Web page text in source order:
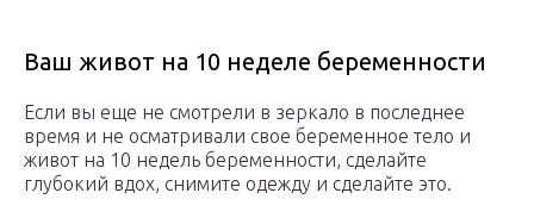
Ваш живот на 10 неделе беременности
Если вы еще не смотрели в зеркало в последнее
время и не осматривали свое беременное тело и
живот на 10 недель беременности, сделайте
глубокий вдох, снимите одежду и сделайте это.